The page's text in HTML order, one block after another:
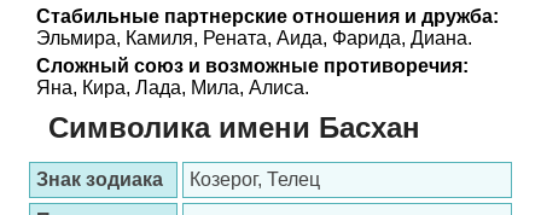
Стабильные партнерские отношения и дружба:
Эльмира, Камиля, Рената, Аида, Фарида, Диана.
Сложный союз и возможные противоречия:
Яна, Кира, Лада, Мила, Алиса.
Символика имени Басхан
Знак зодиака
Козерог, Телец